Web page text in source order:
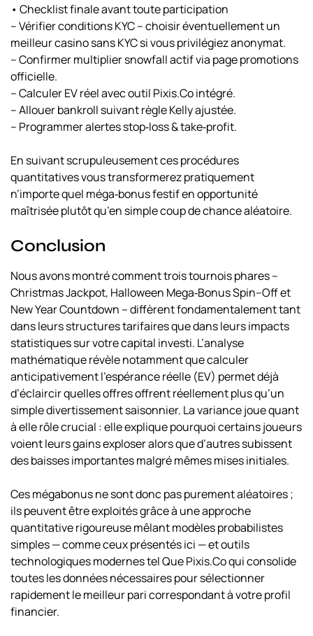
• Checklist finale avant toute participation
– Vérifier conditions KYC – choisir éventuellement un
meilleur casino sans KYCsi vous privilégiez anonymat.
– Confirmer multiplier snowfall actif via page promotions
officielle.
– Calculer EV réel avec outil Pixis.Co intégré.
– Allouer bankroll suivant règle Kelly ajustée.
– Programmer alertes stop‑loss & take‑profit.
En suivant scrupuleusement ces procédures
quantitatives vous transformerez pratiquement
n’importe quel méga‑bonus festif en opportunité
maîtrisée plutôt qu’en simple coup de chance aléatoire.
Conclusion
Nous avons montré comment trois tournois phares –
Christmas Jackpot, Halloween Mega‑Bonus Spin–Off et
New Year Countdown – diffèrent fondamentalement tant
dans leurs structures tarifaires que dans leurs impacts
statistiques sur votre capital investi. L’analyse
mathématique révèle notamment que calculer
anticipativement l’espérance réelle (EV) permet déjà
d’éclaircir quelles offres offrent réellement plus qu’un
simple divertissement saisonnier. La variance joue quant
à elle rôle crucial : elle explique pourquoi certains joueurs
voient leurs gains exploser alors que d’autres subissent
des baisses importantes malgré mêmes mises initiales.
Ces méga­bonus ne sont donc pas purement aléatoires ;
ils peuvent être exploités grâce à une approche
quantitative rigoureuse mêlant modèles probabilistes
simples — comme ceux présentés ici — et outils
technologiques modernes tel Que Pixis.Co qui consolide
toutes les données nécessaires pour sélectionner
rapidement le meilleur pari correspondant à votre profil
financier.